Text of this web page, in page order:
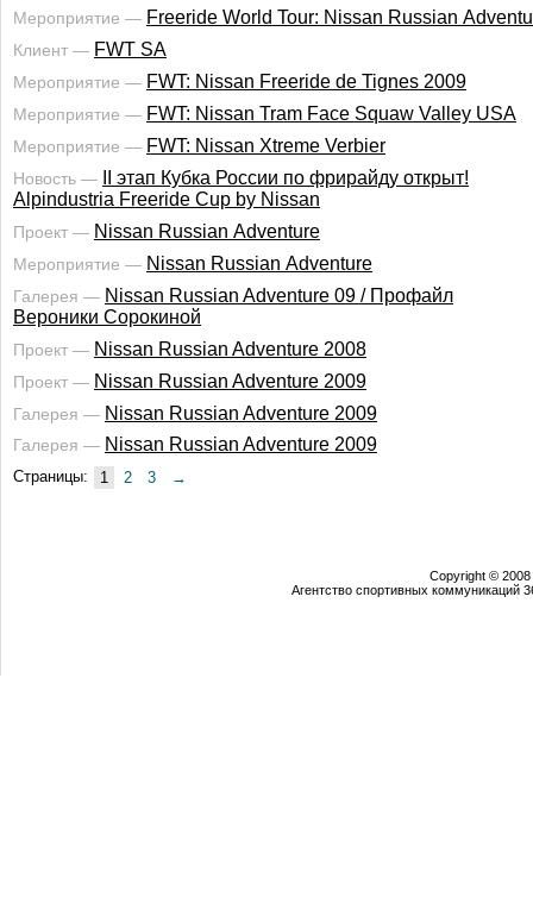
Мероприятие — Freeride World Tour: Nissan Russian
Клиент — FWT SA
Мероприятие — FWT: Nissan Freeride de Tignes 2009
Мероприятие — FWT: Nissan Tram Face Squaw Valley USA
Мероприятие — FWT: Nissan Xtreme Verbier
Новость —
II этап Кубка России по фрирайду открыт!
Alpindustria Freeride Cup by Nissan
Проект — Nissan Russian Adventure
Мероприятие — Nissan Russian Adventure
Галерея — Nissan Russian Adventure 09 / Профайл
Вероники Сорокиной
Проект — Nissan Russian Adventure 2008
Проект — Nissan Russian Adventure 2009
Галерея — Nissan Russian Adventure 2009
Галерея — Nissan Russian Adventure 2009
Страницы: 1 2 3 →
Copyright © 2008
Агентство спортивных коммуникаций